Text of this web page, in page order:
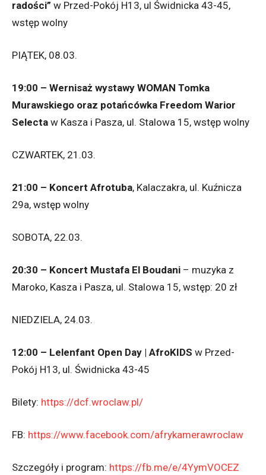
radości” w Przed-Pokój H13, ul Świdnicka 43-45,
wstęp wolny
PIĄTEK, 08.03.
19:00 – Wernisaż wystawy WOMAN Tomka
Murawskiego oraz potańcówka Freedom Warior
Selecta w Kasza i Pasza, ul. Stalowa 15, wstęp wolny
CZWARTEK, 21.03.
21:00 – Koncert Afrotuba, Kalaczakra, ul. Kuźnicza
29a, wstęp wolny
SOBOTA, 22.03.
20:30 – Koncert Mustafa El Boudani – muzyka z
Maroko, Kasza i Pasza, ul. Stalowa 15, wstęp: 20 zł
NIEDZIELA, 24.03.
12:00 – Lelenfant Open Day | AfroKIDS w Przed-
Pokój H13, ul. Świdnicka 43-45
Bilety: https://dcf.wroclaw.pl/
FB: https://www.facebook.com/afrykamerawroclaw
Szczegóły i program: https://fb.me/e/4YymVOCEZ